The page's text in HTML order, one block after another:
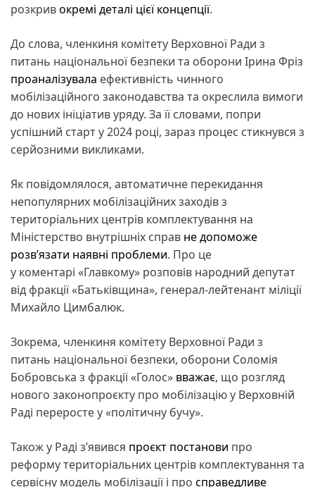
розкривокремі деталі цієї концепції.
До слова, членкиня комітету Верховної Ради з
питань національної безпеки та оборони Ірина Фріз
проаналізувала ефективність чинного
мобілізаційного законодавства та окреслила вимоги
до нових ініціатив уряду. За її словами, попри
успішний старт у 2024 році, зараз процес стикнувся з
серйозними викликами.
Як повідомлялося, автоматичне перекидання
непопулярних мобілізаційних заходів з
територіальних центрів комплектування на
Міністерство внутрішніх справ не допоможе
розв’язати наявні проблеми. Про це
у коментарі «Главкому» розповів народний депутат
від фракції «Батьківщина», генерал-лейтенант міліції
Михайло Цимбалюк.
Зокрема, членкиня комітету Верховної Ради з
питань національної безпеки, оборони Соломія
Бобровська з фракції «Голос» вважає, що розгляд
нового законопроєкту про мобілізацію у Верховній
Раді переросте у «політичну бучу».
Також у Раді з’явився проєкт постанови про
реформу територіальних центрів комплектування та
сервісну модель мобілізації і про справедливе